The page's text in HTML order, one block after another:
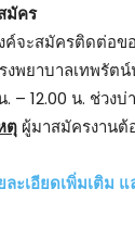
มัคร
ค์จะสมัครติดต่อข
งพยาบาลเทพรัต
– 12.00 น. ช่วงบ่
ตุ ผู้มาสมัครงานต้
ละเอียดเพิ่มเติม